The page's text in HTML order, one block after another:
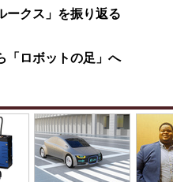
ークス」を振り返る
「ロボットの足」へ